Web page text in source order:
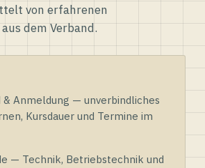
von erfahrenen
dem Verband.
Anmeldung — unverbindliches
Kursdauer und Termine im
— Technik, Betriebstechnik und